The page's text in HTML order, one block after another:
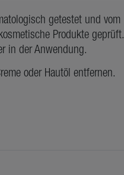
getestet und vom
Produkte geprüft.
in der Anwendung.
oder Hautöl entfernen.